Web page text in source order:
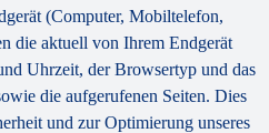
(Computer, Mobiltelefon,
die aktuell von Ihrem Endgerät
Uhrzeit, der Browsertyp und das
die aufgerufenen Seiten. Dies
und zur Optimierung unseres